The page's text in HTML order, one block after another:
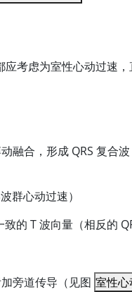
应考虑为室性心动过速
融合，形成 QRS 复合
群心动过速）
的 T 波向量（相反的
旁道传导（见图 室性